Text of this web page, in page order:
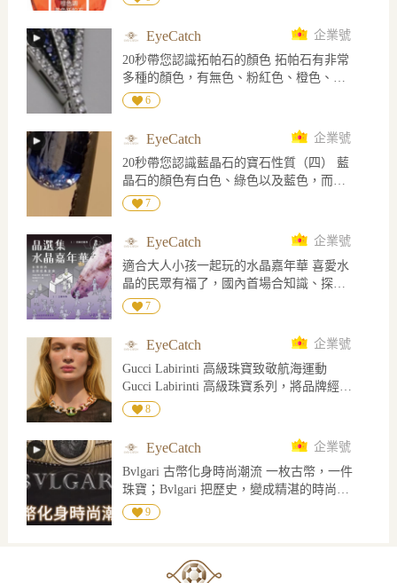
日沐浴陽光的優勢，也開啟芳登廣場成為
巴黎高級珠寶重鎮的序幕。 延續創辦人重
視自由佩戴的理念，「The Address」中央
史，在項鍊與指間延續光芒。 圖片來源
EyeCatch
企業號
20秒帶您認識拓帕石的顏色 拓帕石有非常
多種的顏色，有無色、粉紅色、橙色、黃
色、綠色、藍色、紫色及褐色，拓帕石屬
見相同顏色而不同色調的多色性
6
EyeCatch
企業號
20秒帶您認識藍晶石的寶石性質（四） 藍
晶石的顏色有白色、綠色以及藍色，而藍
晶石是屬於強二色性寶石，在倫敦二色鏡
7
EyeCatch
企業號
適合大人小孩一起玩的水晶嘉年華 喜愛水
晶的民眾有福了，國內首場合知識、探索
與挖礦體驗的夏日限定「水晶嘉年華，將
場。 主辦單打破傳統水晶展覽僅有收藏的
單一形式，更策畫了讓民眾親手發掘、實
際觀察、專業導覽與交流分享，將整座肯
納莊園化身為礦物愛好者的樂園，無論是
第一次接觸水晶的新朋友，大人還是小
都能從中收割豐富的體驗感受，看見這個
點活動】 V水晶好漂票 專為想深入探索水
晶科學、微觀世界與市場價值的愛好者設
計的深度體驗 V戶外挖礦活動與辨識教學
家、挖礦活動區 V水晶主題市集、與美食
7
EyeCatch
企業號
Gucci Labirinti 高級珠寶致敬航海運動
Gucci Labirinti 高級珠寶系列，將品牌經典
符碼帶入更華麗的珠寶語境。其中 Marina
取靈感，把原本象徵力量、連結與海洋精
神的鏈節，轉化為色彩絢麗的高級珠寶作
品。 項鍊以大小漸次的錨鏈環串連而成，
部分鏈環密鑲紅寶石、沙弗萊石，以及藍
色、黃色、粉色、橙色藍寶石，交織出如
續 Marina Chain 的結構語彙，以彩色寶石
8
EyeCatch
企業號
Bvlgari 古幣化身時尚潮流 一枚古幣，一件
珠寶；Bvlgari 把歷史，變成精湛的時尚設
計。9